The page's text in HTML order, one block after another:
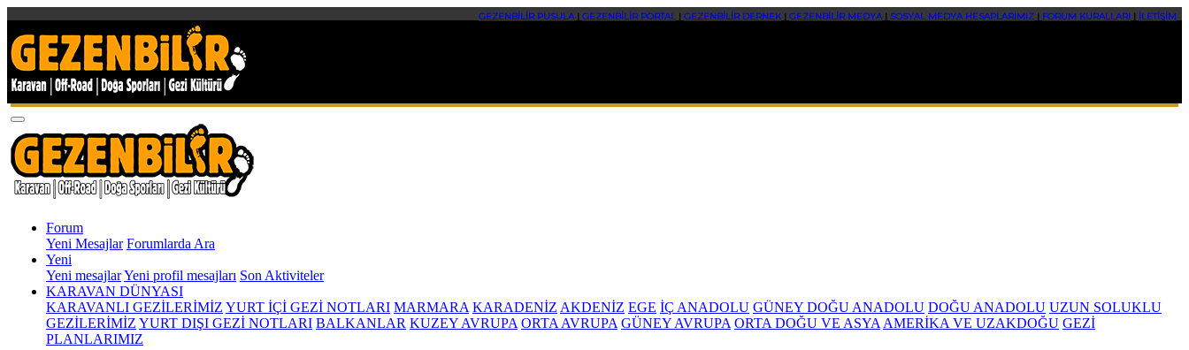
GEZENBİLİR PUSULA| GEZENBİLİR PORTAL| GEZENBİLİR DERNEK| GEZENBİLİR MEDYA| SOSYAL MEDYA HESAPLARIMIZ | FORUM KURALLARI | İLETİŞİM
Forum
Yeni Mesajlar Forumlarda Ara
Yeni
Yeni mesajlarYeni profil mesajları Son Aktiviteler
KARAVAN DÜNYASI
KARAVANLI GEZİLERİMİZ YURT İÇİ GEZİ NOTLARI MARMARA KARADENİZ AKDENİZ EGE İÇ ANADOLU GÜNEY DOĞU ANADOLU DOĞU ANADOLU UZUN SOLUKLU
GEZİLERİMİZ YURT DIŞI GEZİ NOTLARI BALKANLAR KUZEY AVRUPA ORTA AVRUPA GÜNEY AVRUPA ORTA DOĞU VE ASYA AMERİKA VE UZAKDOĞU GEZİ
PLANLARIMIZ